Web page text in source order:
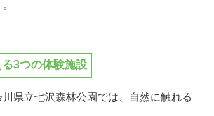
3つの体験施設
県立七沢森林公園では、自然に触れる